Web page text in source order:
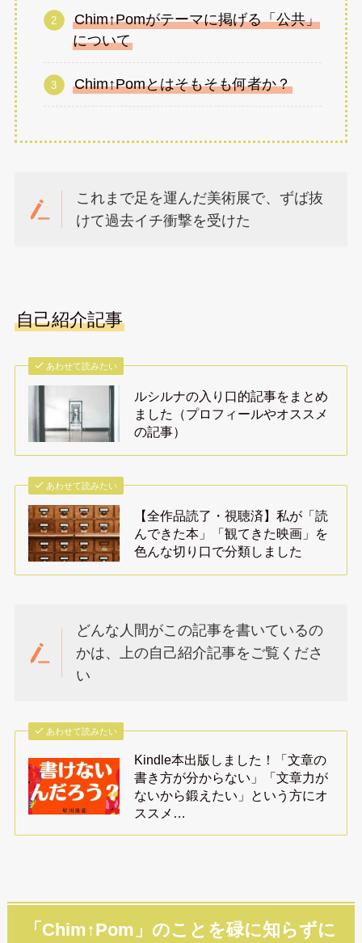
Chim↑Pomがテーマに掲げる「公共」
について
Chim↑Pomとはそもそも何者か？
これまで足を運んだ美術展で、ずば抜
けて過去イチ衝撃を受けた
自己紹介記事
あわせて読みたい
ルシルナの入り口的記事をまとめ
ました（プロフィールやオススメ
の記事）
あわせて読みたい
【全作品読了・視聴済】私が「読
んできた本」「観てきた映画」を
色んな切り口で分類しました
どんな人間がこの記事を書いているの
かは、上の自己紹介記事をご覧くださ
い
あわせて読みたい
Kindle本出版しました！「文章の
書き方が分からない」「文章力が
ないから鍛えたい」という方にオ
ススメ…
「Chim↑Pom」のことを碌に知らずに